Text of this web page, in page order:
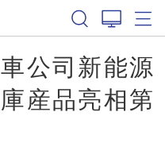
公司新能源
産品亮相第